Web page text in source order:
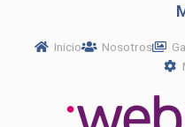
Inicio Nosotros